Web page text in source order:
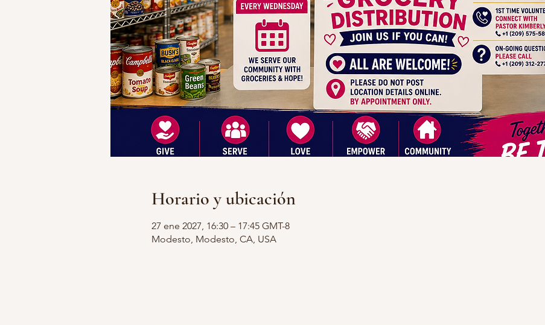
Horario y ubicación
27 ene 2027, 16:30 – 17:45 GMT-8
Modesto, Modesto, CA, USA